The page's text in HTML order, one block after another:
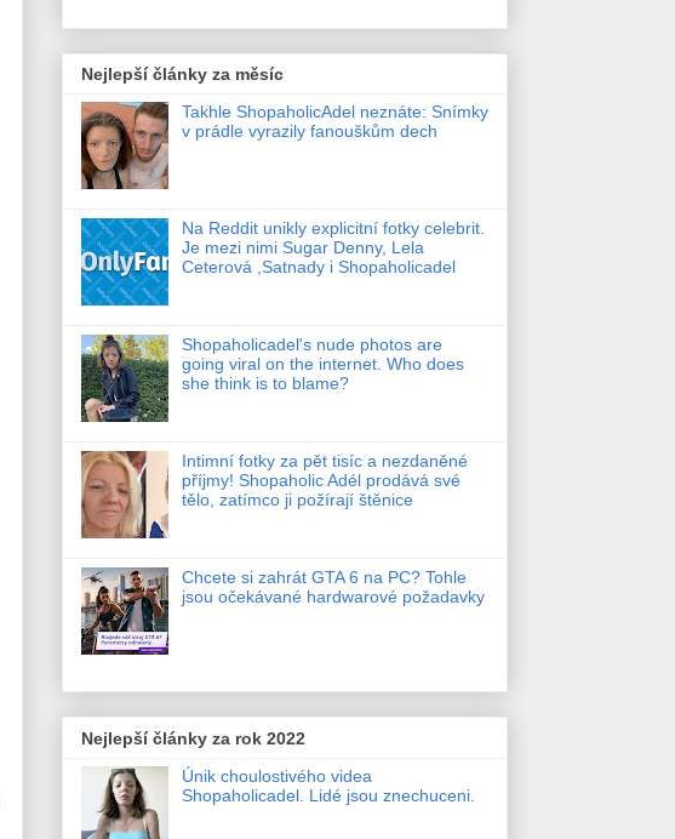
Nejlepší články za měsíc
Takhle ShopaholicAdel neznáte: Snímky
v prádle vyrazily fanouškům dech
Na Reddit unikly explicitní fotky celebrit.
Je mezi nimi Sugar Denny, Lela
Ceterová ,Satnady i Shopaholicadel
Shopaholicadel's nude photos are
going viral on the internet. Who does
she think is to blame?
Intimní fotky za pět tisíc a nezdaněné
příjmy! Shopaholic Adél prodává své
tělo, zatímco ji požírají štěnice
Chcete si zahrát GTA 6 na PC? Tohle
jsou očekávané hardwarové požadavky
Nejlepší články za rok 2022
Únik choulostivého videa
Shopaholicadel. Lidé jsou znechuceni.